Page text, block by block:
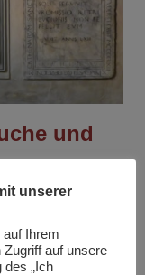
und
Fellauer
der
unserer
Ihrem
Zugriff auf unsere
des „Ich